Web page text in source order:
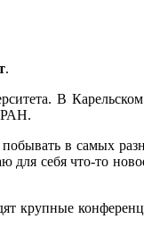
.
В
РАН.
в самых
для себя что-то
крупные